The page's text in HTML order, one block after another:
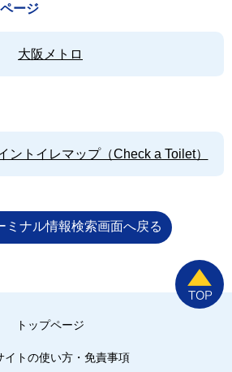
ージ
大阪メトロ
ントイレマップ（Check a Toilet）
ミナル情報検索画面へ戻る
トップページ
イトの使い方・免責事項